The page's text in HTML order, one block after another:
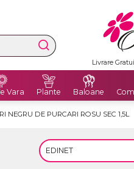
Livrare
Vara Plante Baloane
NEGRU DE PURCARI ROSU SEC 1,5L